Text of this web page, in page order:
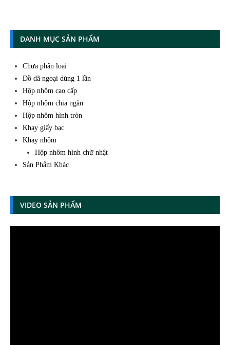
DANH MỤC SẢN PHẨM
Chưa phân loại
Đồ dã ngoại dùng 1 lần
Hộp nhôm cao cấp
Hộp nhôm chia ngăn
Hộp nhôm hình tròn
Khay giấy bạc
Khay nhôm
Hộp nhôm hình chữ nhật
Sản Phẩm Khác
VIDEO SẢN PHẨM